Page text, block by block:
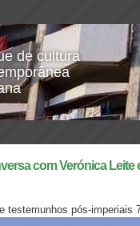
de cultura
com Verónica Leite
testemunhos pós-imperiais